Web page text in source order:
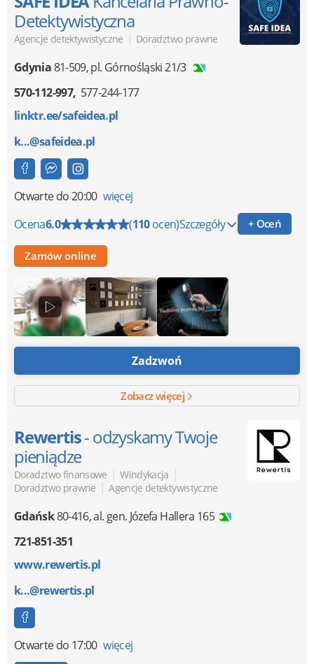
Detektywistyczna
Agencje detektywistyczne | Doradztwo prawne
Gdynia81-509,pl. Górnośląski 21/3
570-112-997 577-244-177
linktr.ee/safeidea.pl
k...@safeidea.pl
Otwartedo 20:00 więcej
Ocena6.0 (110ocen)Szczegóły + Oceń
Zamów online
Zadzwoń
Zobacz więcej
Rewertis- odzyskamy Twoje
pieniądze
Doradztwo finansowe | Windykacja |
Doradztwo prawne | Agencje detektywistyczne
Gdańsk80-416,al. gen. Józefa Hallera 165
721-851-351
www.rewertis.pl
k...@rewertis.pl
Otwartedo 17:00 więcej